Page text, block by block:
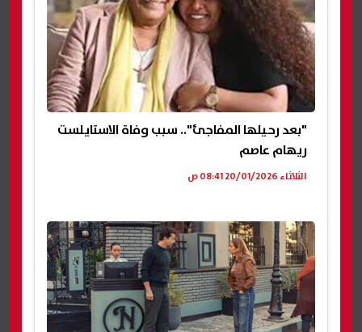
"بعد رحيلها المفاجئ".. سبب وفاة الاستايلست
ريهام عاصم
الثلاثاء 20/01/2026 08:41 ص